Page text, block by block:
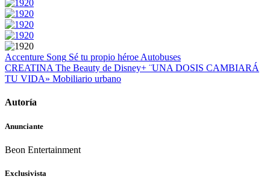
Accenture Song Sé tu propio héroe Autobuses
CREATINA The Beauty de Disney+ ¨UNA DOSIS CAMBIARÁ
TU VIDA» Mobiliario urbano
Autoría
Anunciante
Beon Entertainment
Exclusivista